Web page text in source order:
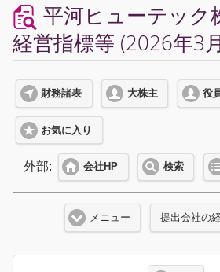
平河ヒューテック
経営指標等 (2026年3
財務諸表 大株主 役
お気に入り
外部: 会社HP 検索
メニュー 提出会社の